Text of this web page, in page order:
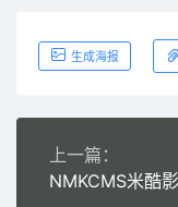
生成海报
上一篇：